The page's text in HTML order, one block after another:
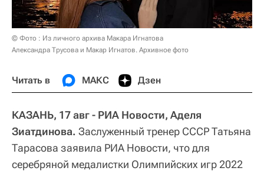
© Фото : Из личного архива Макара Игнатова
Александра Трусова и Макар Игнатов. Архивное фото
Читать в МАКС Дзен
КАЗАНЬ, 17 авг - РИА Новости, Аделя
Зиатдинова. Заслуженный тренер СССР Татьяна
Тарасова заявила РИА Новости, что для
серебряной медалистки Олимпийских игр 2022